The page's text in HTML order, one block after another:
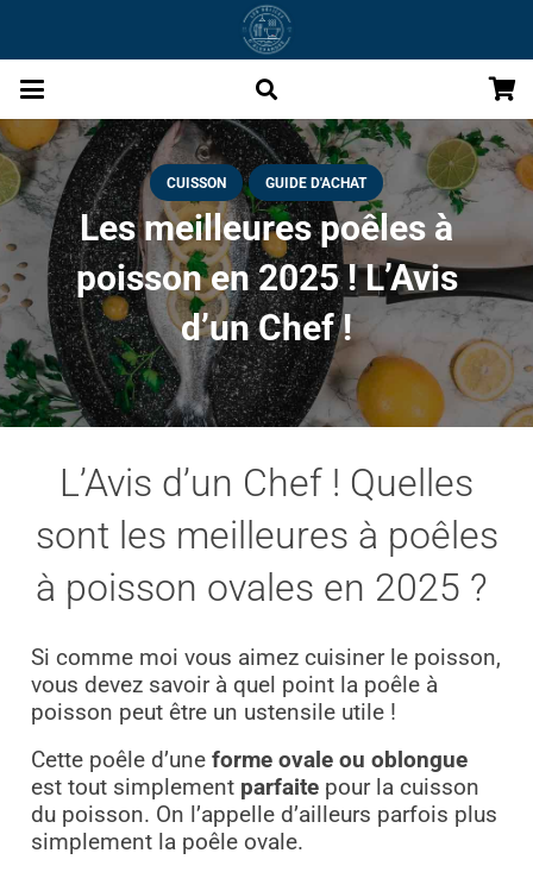
CUISSON GUIDE D'ACHAT
Les meilleures poêles à
poisson en 2025 ! L’Avis
d’un Chef !
L’Avis d’un Chef ! Quelles
sont les meilleures à poêles
à poisson ovales en 2025 ?
Si comme moi vous aimez cuisiner le poisson,
vous devez savoir à quel point la poêle à
poisson peut être un ustensile utile !
Cette poêle d’une forme ovale ou oblongue
est tout simplement parfaitepour la cuisson
du poisson. On l’appelle d’ailleurs parfois plus
simplement la poêle ovale.